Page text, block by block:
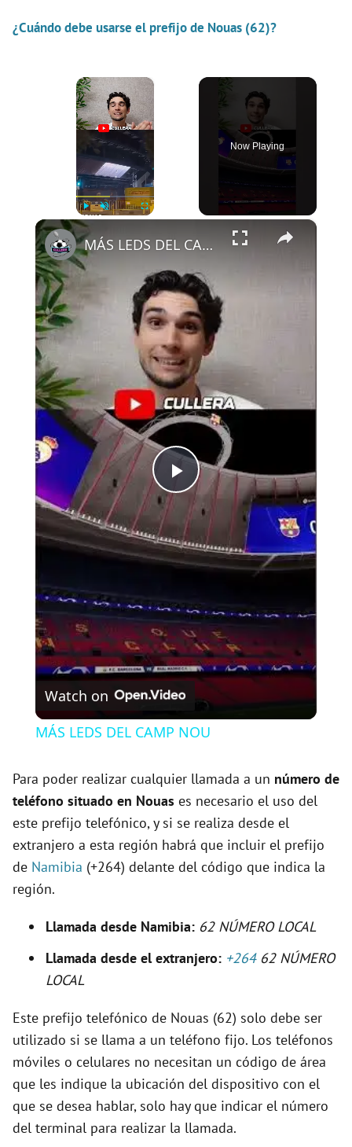
¿Cuándo debe usarse el prefijo de Nouas (62)?
×
Play
Now Playing
×
P
l
y
V
i
d
e
o
MÁS LEDS DEL CAMP NOU
Watch on
MÁS LEDS DEL CAMP NOU
Para poder realizar cualquier llamada a un número de
teléfono situado en Nouas es necesario el uso del
este prefijo telefónico, y si se realiza desde el
extranjero a esta región habrá que incluir el prefijo
de Namibia (+264) delante del código que indica la
región.
Llamada desde Namibia: 62 NÚMERO LOCAL
Llamada desde el extranjero: +26462 NÚMERO
LOCAL
Este prefijo telefónico de Nouas (62) solo debe ser
utilizado si se llama a un teléfono fijo. Los teléfonos
móviles o celulares no necesitan un código de área
que les indique la ubicación del dispositivo con el
que se desea hablar, solo hay que indicar el número
del terminal para realizar la llamada.